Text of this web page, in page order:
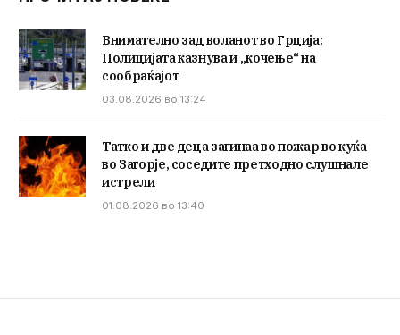
Внимателно зад воланот во Грција:
Полицијата казнува и „кочење“ на
сообраќајот
03.08.2026 во 13:24
Татко и две деца загинаа во пожар во куќа
во Загорје, соседите претходно слушнале
истрели
01.08.2026 во 13:40